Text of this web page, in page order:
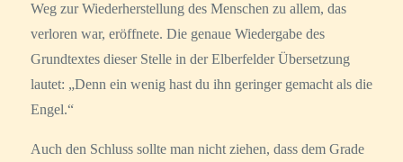
Weg zur Wiederherstellung des Menschen zu allem, das
verloren war, eröffnete. Die genaue Wiedergabe des
Grundtextes dieser Stelle in der Elberfelder Übersetzung
lautet: „Denn ein wenig hast du ihn geringer gemacht als die
Engel.“
Auch den Schluss sollte man nicht ziehen, dass dem Grade